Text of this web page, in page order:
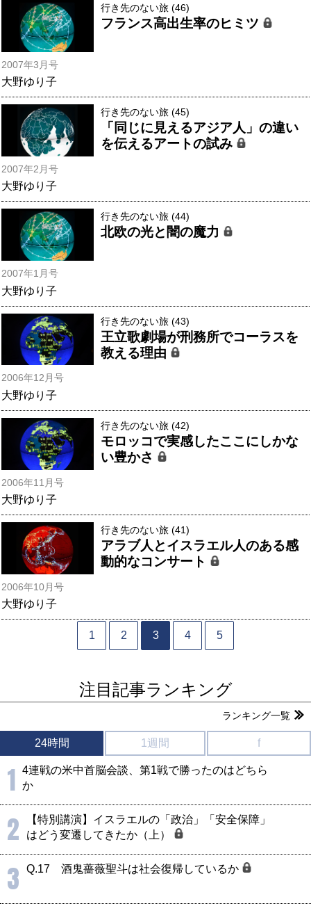
行き先のない旅 (46)
フランス高出生率のヒミツ
2007年3月号
大野ゆり子
行き先のない旅 (45)
「同じに見えるアジア人」の違い
を伝えるアートの試み
2007年2月号
大野ゆり子
行き先のない旅 (44)
北欧の光と闇の魔力
2007年1月号
大野ゆり子
行き先のない旅 (43)
王立歌劇場が刑務所でコーラスを
教える理由
2006年12月号
大野ゆり子
行き先のない旅 (42)
モロッコで実感したここにしかな
い豊かさ
2006年11月号
大野ゆり子
行き先のない旅 (41)
アラブ人とイスラエル人のある感
動的なコンサート
2006年10月号
大野ゆり子
1 2 3 4 5
注目記事ランキング
ランキング一覧
24時間 1週間 f
1 4連戦の米中首脳会談、第1戦で勝ったのはどちら
か
2
【特別講演】イスラエルの「政治」「安全保障」
はどう変遷してきたか（上）
3 Q.17 酒鬼薔薇聖斗は社会復帰しているか